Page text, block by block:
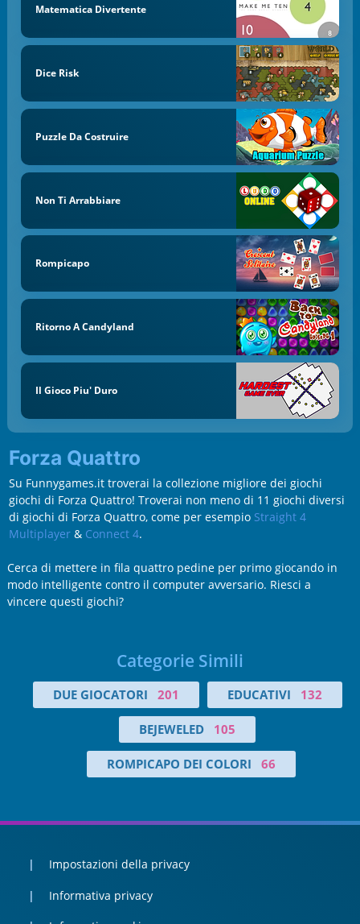
Matematica Divertente
Dice Risk
Puzzle Da Costruire
Non Ti Arrabbiare
Rompicapo
Ritorno A Candyland
Il Gioco Piu' Duro
Forza Quattro
Su Funnygames.it troverai la collezione migliore dei giochi
giochi di Forza Quattro! Troverai non meno di 11 giochi diversi
di giochi di Forza Quattro, come per esempio Straight 4
Multiplayer& Connect 4.
Cerca di mettere in fila quattro pedine per primo giocando in
modo intelligente contro il computer avversario. Riesci a
vincere questi giochi?
Categorie Simili
DUE GIOCATORI 201 EDUCATIVI 132
BEJEWELED 105
ROMPICAPO DEI COLORI 66
Impostazioni della privacy
Informativa privacy